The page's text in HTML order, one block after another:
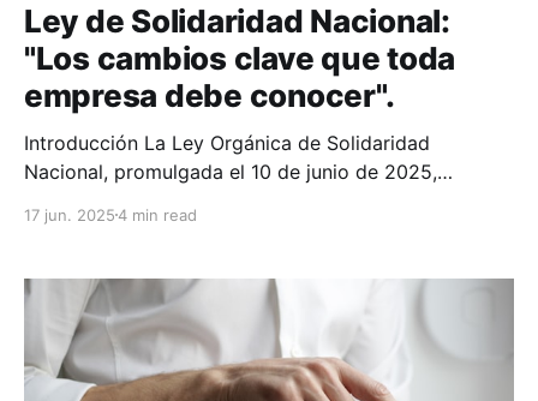
Ley de Solidaridad Nacional:
"Los cambios clave que toda
empresa debe conocer".
Introducción La Ley Orgánica de Solidaridad
Nacional, promulgada el 10 de junio de 2025,
directamente el ámbito societario y tributario.
Donaciones y Beneficios Tributarios Contenido del
Artículo:El artículo establece un mecanismo de
donaciones a fuerzas del orden
17 jun. 20254 min read